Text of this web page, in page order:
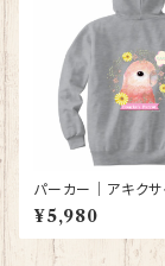
パーカー｜アキクサ
ー）【型番 P-138】
¥5,980